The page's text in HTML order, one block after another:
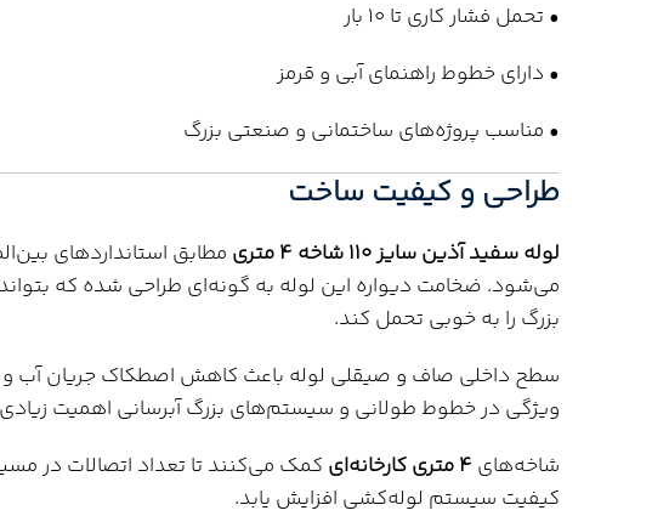
• تحمل فشار کاری تا 10 بار
• دارای خطوط راهنمای آبی و قرمز
• مناسب پروژه‌های ساختمانی و صنعتی بزرگ
طراحی و کیفیت ساخت
لوله سفید آذین سایز 110 شاخه 4 متری مطابق استانداردهای
می‌شود. ضخامت دیواره این لوله به گونه‌ای طراحی شده که
بزرگ را به خوبی تحمل کند.
سطح داخلی صاف و صیقلی لوله باعث کاهش اصطکاک جریان آب
ویژگی در خطوط طولانی و سیستم‌های بزرگ آبرسانی اهمیت زیادی
شاخه‌های 4 متری کارخانه‌ای
کمک می‌کنند تا تعداد اتصالات در
کیفیت سیستم لوله‌کشی افزایش یابد.